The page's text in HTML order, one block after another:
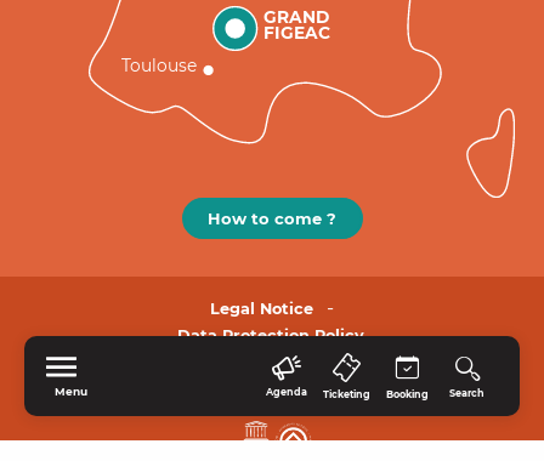
Menu Agenda Ticketing Booking Search
GRAND
FIGEAC
Toulouse
How to come ?
Legal Notice
Data Protection Policy.